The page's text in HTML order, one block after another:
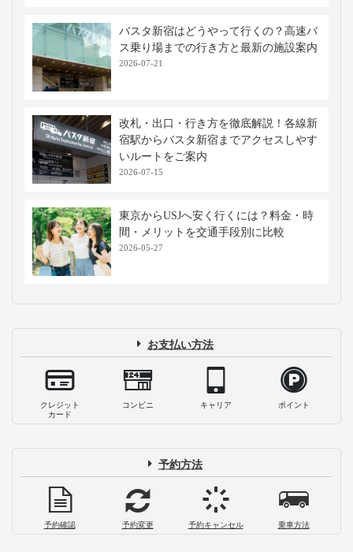
バスタ新宿はどうやって行くの？高速バ
ス乗り場までの行き方と最新の施設案内
2026-07-21
改札・出口・行き方を徹底解説！各線新
宿駅からバスタ新宿までアクセスしやす
いルートをご案内
2026-07-15
東京からUSJへ安く行くには？料金・時
間・メリットを交通手段別に比較
2026-05-27
お支払い方法
クレジット
カード
コンビニ キャリア ポイント
予約方法
予約確認 予約変更 予約キャンセル 乗車方法